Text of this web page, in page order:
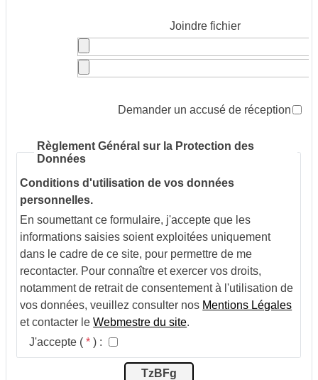
Joindre fichier
Demander un accusé de réception
Règlement Général sur la Protection des
Données
Conditions d'utilisation de vos données
personnelles.
En soumettant ce formulaire, j'accepte que les
informations saisies soient exploitées uniquement
dans le cadre de ce site, pour permettre de me
recontacter. Pour connaître et exercer vos droits,
notamment de retrait de consentement à l'utilisation de
vos données, veuillez consulter nos Mentions Légales
et contacter leWebmestre du site.
J'accepte (* ) :
TzBFg